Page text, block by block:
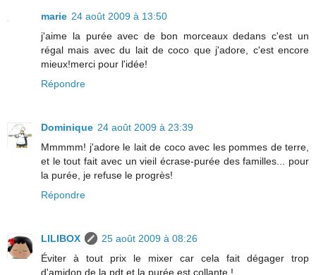
marie 24 août 2009 à 13:50
j'aime la purée avec de bon morceaux dedans c'est un
régal mais avec du lait de coco que j'adore, c'est encore
mieux!merci pour l'idée!
Répondre
Dominique 24 août 2009 à 23:39
Mmmmm! j'adore le lait de coco avec les pommes de terre,
et le tout fait avec un vieil écrase-purée des familles... pour
la purée, je refuse le progrès!
Répondre
LILIBOX
25 août 2009 à 08:26
Éviter à tout prix le mixer car cela fait dégager trop
d'amidon de la pdt et la purée est collante !